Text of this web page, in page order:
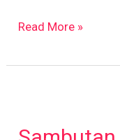
Read More »
Rasul